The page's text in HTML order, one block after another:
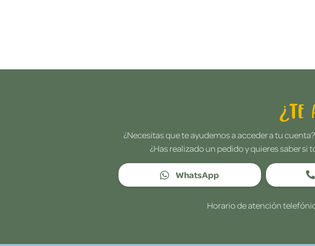
¿Te
¿Necesitas que te ayudemos a acceder a tu
¿Has realizado un pedido y quieres saber
WhatsApp
Horario de atención